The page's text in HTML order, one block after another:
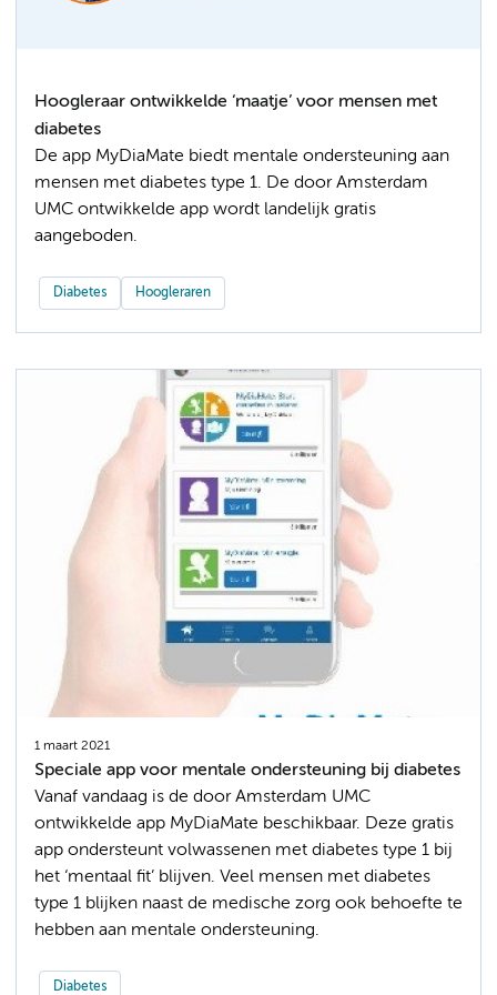
Hoogleraar ontwikkelde ‘maatje’ voor mensen met
diabetes
De app MyDiaMate biedt mentale ondersteuning aan
mensen met diabetes type 1. De door Amsterdam
UMC ontwikkelde app wordt landelijk gratis
aangeboden.
Diabetes Hoogleraren
1 maart 2021
Speciale app voor mentale ondersteuning bij diabetes
Vanaf vandaag is de door Amsterdam UMC
ontwikkelde app MyDiaMate beschikbaar. Deze gratis
app ondersteunt volwassenen met diabetes type 1 bij
het ‘mentaal fit’ blijven. Veel mensen met diabetes
type 1 blijken naast de medische zorg ook behoefte te
hebben aan mentale ondersteuning.
Diabetes